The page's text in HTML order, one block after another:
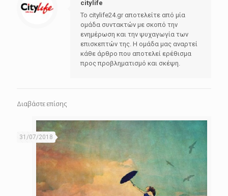
citylife
Το citylife24.gr αποτελείτε από μία
ομάδα συντακτών με σκοπό την
ενημέρωση και την ψυχαγωγία των
επισκεπτών της. Η ομάδα μας αναρτεί
κάθε άρθρο που αποτελεί ερέθισμα
προς προβληματισμό και σκέψη.
Διαβάστε επίσης
31/07/2018